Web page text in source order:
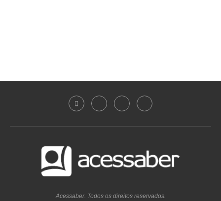
Acessaber. Todos os direitos reservados.